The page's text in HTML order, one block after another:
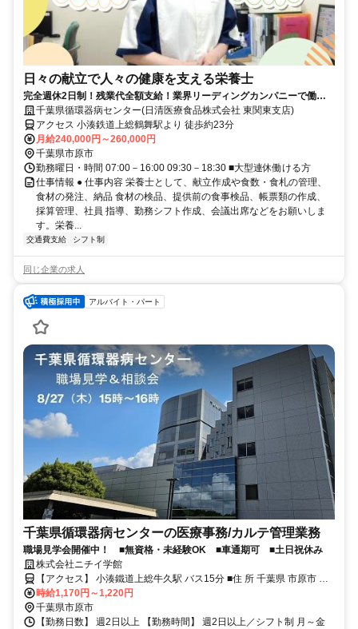
日々の献立で人々の健康を支える栄養士
完全週休2日制！残業代全額支給！業界リーディングカンパニーで働き
ませんか？！
千葉県循環器病センター(日清医療食品株式会社 東関東支店)
アクセス 小湊鉄道上総鶴舞駅より 徒歩約23分
月給240,000円～260,000円
千葉県市原市
勤務曜日・時間 07:00－16:00 09:30－18:30 ■大型連休働ける方
仕事情報 ● 仕事内容 栄養士として、献立作成や食数・食札の管理、
食材の発注、納品 食材の検品、提供前の食事検品、帳票類の作成、
採算管理、社員 指導、勤務シフト作成、会議出席などをお願いしま
す。栄養...
交通費支給 シフト制
同じ企業の求人
アルバイト・パート
千葉県循環器病センターの医療事務/カルテ管理業務
職場見学会開催中！ ■無資格・未経験OK ■車通期可 ■土日祝休み
株式会社ニチイ学館
【アクセス】 小湊鐵道上総牛久駅 バス15分 ■住 所 千葉県 市原市 鶴
舞575 ■アクセス 小湊鐵道上総牛久駅 バス15分
時給1,170円～1,220円
千葉県市原市
【勤務日数】 週2日以上 【勤務時間】 週2日以上／シフト制 月～金